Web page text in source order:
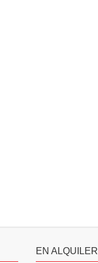
EN ALQUILER